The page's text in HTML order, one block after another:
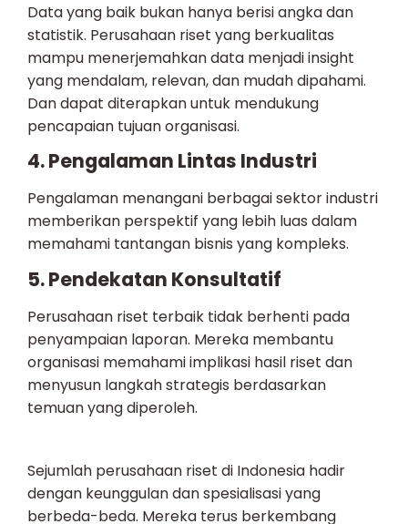
Data yang baik bukan hanya berisi angka dan
statistik. Perusahaan riset yang berkualitas
mampu menerjemahkan data menjadi insight
yang mendalam, relevan, dan mudah dipahami.
Dan dapat diterapkan untuk mendukung
pencapaian tujuan organisasi.
4. Pengalaman Lintas Industri
Pengalaman menangani berbagai sektor industri
memberikan perspektif yang lebih luas dalam
memahami tantangan bisnis yang kompleks.
5. Pendekatan Konsultatif
Perusahaan riset terbaik tidak berhenti pada
penyampaian laporan. Mereka membantu
organisasi memahami implikasi hasil riset dan
menyusun langkah strategis berdasarkan
temuan yang diperoleh.
Sejumlah perusahaan riset di Indonesia hadir
dengan keunggulan dan spesialisasi yang
berbeda-beda. Mereka terus berkembang